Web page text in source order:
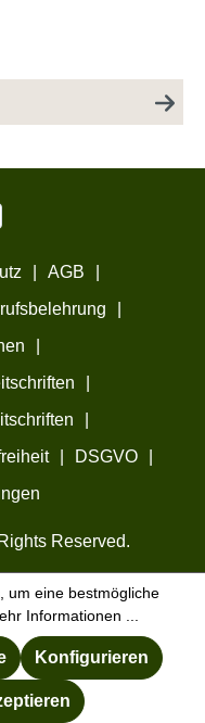
Reserved.
AGB
DSGVO
um eine bestmögliche
Informationen ...
Konfigurieren